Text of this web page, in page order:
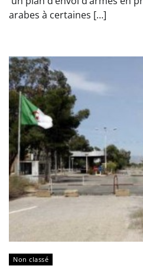
arabes à certaines […]
Non classé